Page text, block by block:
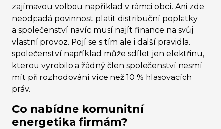
zajímavou volbou například v rámci obcí. Ani zde
neodpadá povinnost platit distribuční poplatky
a společenství navíc musí najít finance na svůj
vlastní provoz. Pojí se s tím ale i další pravidla.
společenství například může sdílet jen elektřinu,
kterou vyrobilo a žádný člen společenství nesmí
mít při rozhodování více než 10 % hlasovacích
práv.
Co nabídne komunitní
energetika firmám?